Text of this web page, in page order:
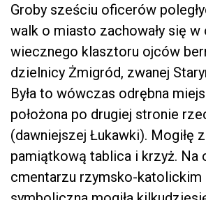
Groby sześciu oficerów
walk o miasto zachowały się w
wiecznego klasztoru ojców
dzielnicy Żmigród, zwanej
Była to wówczas odrębna
położona po drugiej stronie
(dawniejszej Łukawki). Mogiłę
pamiątkową tablica i krzyż. Na
cmentarzu rzymsko-katolickim